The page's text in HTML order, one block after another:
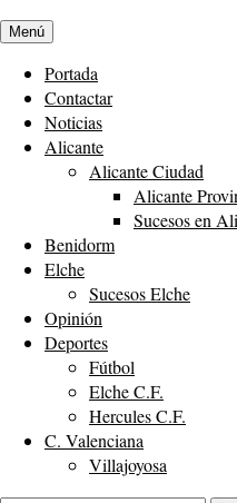
Menú
Portada
Contactar
Noticias
Alicante
Alicante Ciudad
Alicante
Sucesos en
Benidorm
Elche
Sucesos Elche
Opinión
Deportes
Fútbol
Elche C.F.
Hercules C.F.
C. Valenciana
Villajoyosa